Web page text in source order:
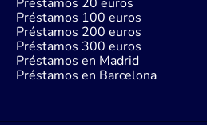
Préstamos 100 euros
Préstamos 200 euros
Préstamos 300 euros
Préstamos en Madrid
Préstamos en Barcelona